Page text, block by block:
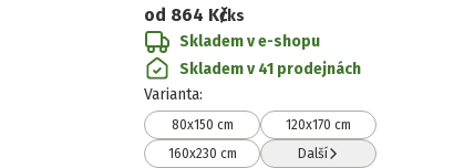
od 864 Kč/ks
Skladem v e-shopu
Skladem v 41 prodejnách
Varianta:
80x150 cm
120x170 cm
160x230 cm
Další